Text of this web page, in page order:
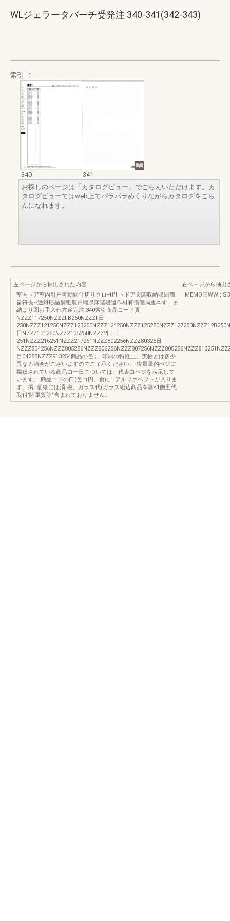
WLジェラータバーチ受発注 340-341(342-343)
索引
340
341
お探しのページは「カタログビュー」でごらんいただけます。カ
タログビューではweb上でパラパラめくりながらカタログをごら
んになれます。
左ページから抽出された内容
室内ドア室内引戸可動間仕切りクロ--tt'!lトドア玄関収納収刷商
畠符畏~途対応晶舗租鹿戸縄県床階段遺作材有償働局重本す，ま
納まり図お手入れ方途完注.340索引商晶コード頁
NZZZ117250NZZZllB250NZZZll日
日NZZZ131250NZZZ135250NZZZ2口口
251NZZZ216251NZZZ217251NZZZ802256NZZZ80325日
目04255NZZZ913254商品の色!;、印刷の特性上、実物とは多少
異なる治会がございますのでご了承ください。-復量量的ぺジに
掲鮫されている商品コ一日こついては、代表白ペジを表示して
います。.商品コドの口(色コ円、食に1;アルファベフトが入りま
す。掲ti価絡には消.税、ガラス代(ガラス組込商品を除<1飽五代
取付'陸軍貨等"含まれておりません。
右ページから抽出
MEMO三